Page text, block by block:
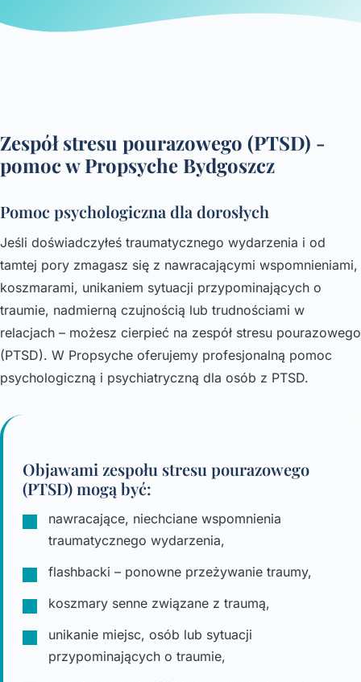
Zespół stresu pourazowego (PTSD) -
pomoc w Propsyche Bydgoszcz
Pomoc psychologiczna dla dorosłych
Jeśli doświadczyłeś traumatycznego wydarzenia i od
tamtej pory zmagasz się z nawracającymi wspomnieniami,
koszmarami, unikaniem sytuacji przypominających o
traumie, nadmierną czujnością lub trudnościami w
relacjach – możesz cierpieć na zespół stresu pourazowego
(PTSD). W Propsyche oferujemy profesjonalną pomoc
psychologiczną i psychiatryczną dla osób z PTSD.
Objawami zespołu stresu pourazowego
(PTSD) mogą być:
nawracające, niechciane wspomnienia
traumatycznego wydarzenia,
flashbacki – ponowne przeżywanie traumy,
koszmary senne związane z traumą,
unikanie miejsc, osób lub sytuacji
przypominających o traumie,